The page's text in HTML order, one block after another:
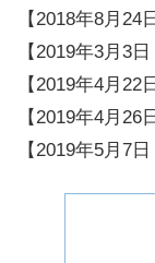
【2018年8月24
【2019年3月3
【2019年4月
【2019年4月
【2019年5月7